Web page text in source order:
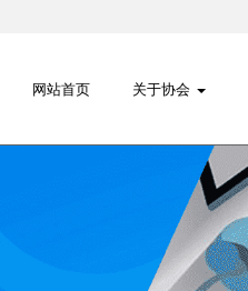
网站首页 关于协会